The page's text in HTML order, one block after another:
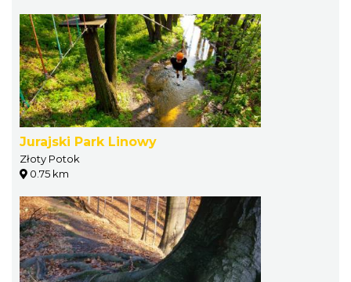
Jurajski Park Linowy
Złoty Potok
0.75 km